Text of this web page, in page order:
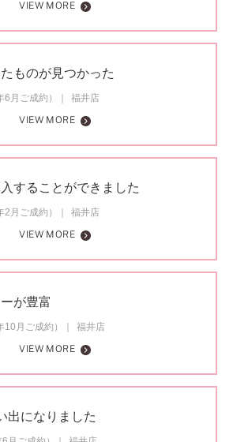
VIEW MORE
ものが見つかった
月ご成約）
福井店
VIEW MORE
することができました
月ご成約）
福井店
VIEW MORE
が豊富
月ご成約）
福井店
VIEW MORE
出になりました